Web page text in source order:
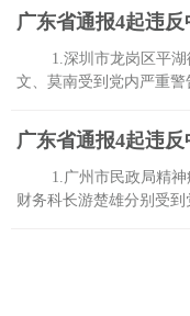
广东省通报4起违
1.深圳市龙岗区平
文、莫南受到党内严重
广东省通报4起违
1.广州市民政局精
财务科长游楚雄分别受